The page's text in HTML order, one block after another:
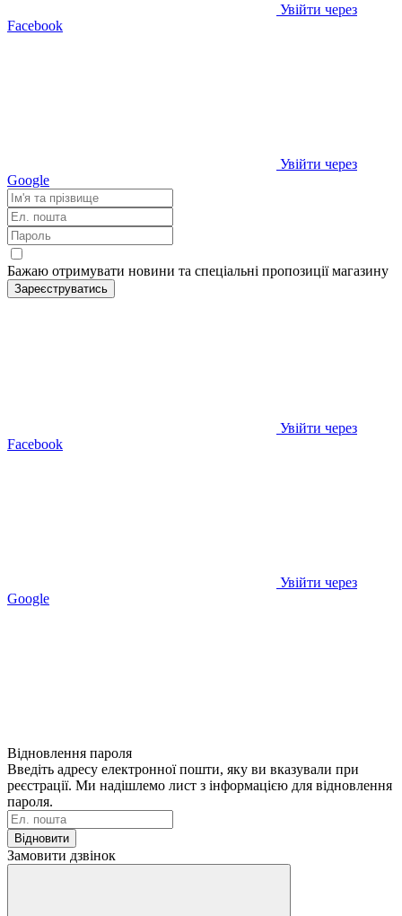
Увійти через
Facebook
Увійти через
Google
Бажаю отримувати новини та спеціальні пропозиціїмагазину
Зареєструватись
Увійти через
Facebook
Увійти через
Google
Відновлення пароля
Введіть адресу електронної пошти, яку ви вказували при
реєстрації. Ми надішлемо лист з інформацією для відновлення
пароля.
Відновити
Замовити дзвінок